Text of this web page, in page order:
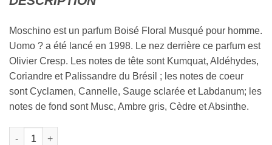
Moschino est un parfum Boisé Floral Musqué pour homme.
Uomo ? a été lancé en 1998. Le nez derrière ce parfum est
Olivier Cresp. Les notes de tête sont Kumquat, Aldéhydes,
Coriandre et Palissandre du Brésil ; les notes de coeur
sont Cyclamen, Cannelle, Sauge sclarée et Labdanum; les
notes de fond sont Musc, Ambre gris, Cèdre et Absinthe.
quantité de Uomo? Moschino pour Homme 125ml edt